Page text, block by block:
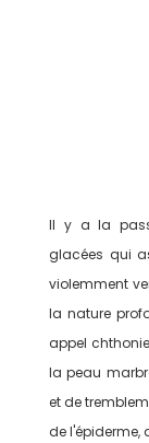
Il y a la
glacées qui
violemment
la nature
appel
la peau
et de
de l'épiderme,